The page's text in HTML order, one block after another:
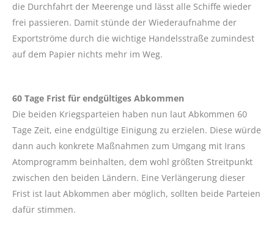
die Durchfahrt der Meerenge und lässt alle Schiffe wieder
frei passieren. Damit stünde der Wiederaufnahme der
Exportströme durch die wichtige Handelsstraße zumindest
auf dem Papier nichts mehr im Weg.
60 Tage Frist für endgültiges Abkommen
Die beiden Kriegsparteien haben nun laut Abkommen 60
Tage Zeit, eine endgültige Einigung zu erzielen. Diese würde
dann auch konkrete Maßnahmen zum Umgang mit Irans
Atomprogramm beinhalten, dem wohl größten Streitpunkt
zwischen den beiden Ländern. Eine Verlängerung dieser
Frist ist laut Abkommen aber möglich, sollten beide Parteien
dafür stimmen.